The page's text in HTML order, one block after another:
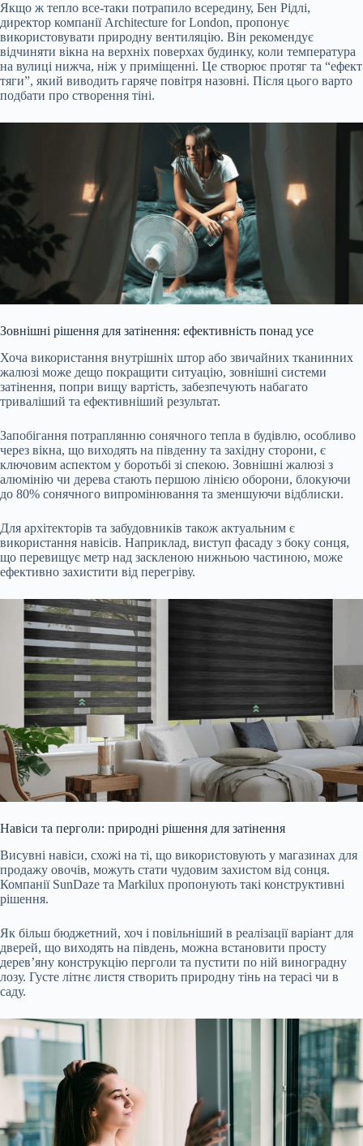
Якщо ж тепло все-таки потрапило всередину, Бен Рідлі,
директор компанії Architecture for London, пропонує
використовувати природну вентиляцію. Він рекомендує
відчиняти вікна на верхніх поверхах будинку, коли температура
на вулиці нижча, ніж у приміщенні. Це створює протяг та “ефект
тяги”, який виводить гаряче повітря назовні. Після цього варто
подбати про створення тіні.
Зовнішні рішення для затінення: ефективність понад усе
Хоча використання внутрішніх штор або звичайних тканинних
жалюзі може дещо покращити ситуацію, зовнішні системи
затінення, попри вищу вартість, забезпечують набагато
триваліший та ефективніший результат.
Запобігання потраплянню сонячного тепла в будівлю, особливо
через вікна, що виходять на південну та західну сторони, є
ключовим аспектом у боротьбі зі спекою. Зовнішні жалюзі з
алюмінію чи дерева стають першою лінією оборони, блокуючи
до 80% сонячного випромінювання та зменшуючи відблиски.
Для архітекторів та забудовників також актуальним є
використання навісів. Наприклад, виступ фасаду з боку сонця,
що перевищує метр над заскленою нижньою частиною, може
ефективно захистити від перегріву.
Навіси та перголи: природні рішення для затінення
Висувні навіси, схожі на ті, що використовують у магазинах для
продажу овочів, можуть стати чудовим захистом від сонця.
Компанії SunDaze та Markilux пропонують такі конструктивні
рішення.
Як більш бюджетний, хоч і повільніший в реалізації варіант для
дверей, що виходять на південь, можна встановити просту
дерев’яну конструкцію перголи та пустити по ній виноградну
лозу. Густе літнє листя створить природну тінь на терасі чи в
саду.